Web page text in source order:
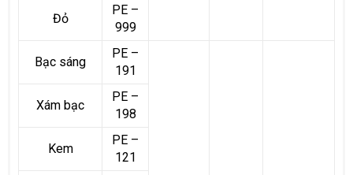
Đỏ
PE –
999
Bạc sáng
PE –
191
Xám bạc
PE –
198
Kem
PE –
121